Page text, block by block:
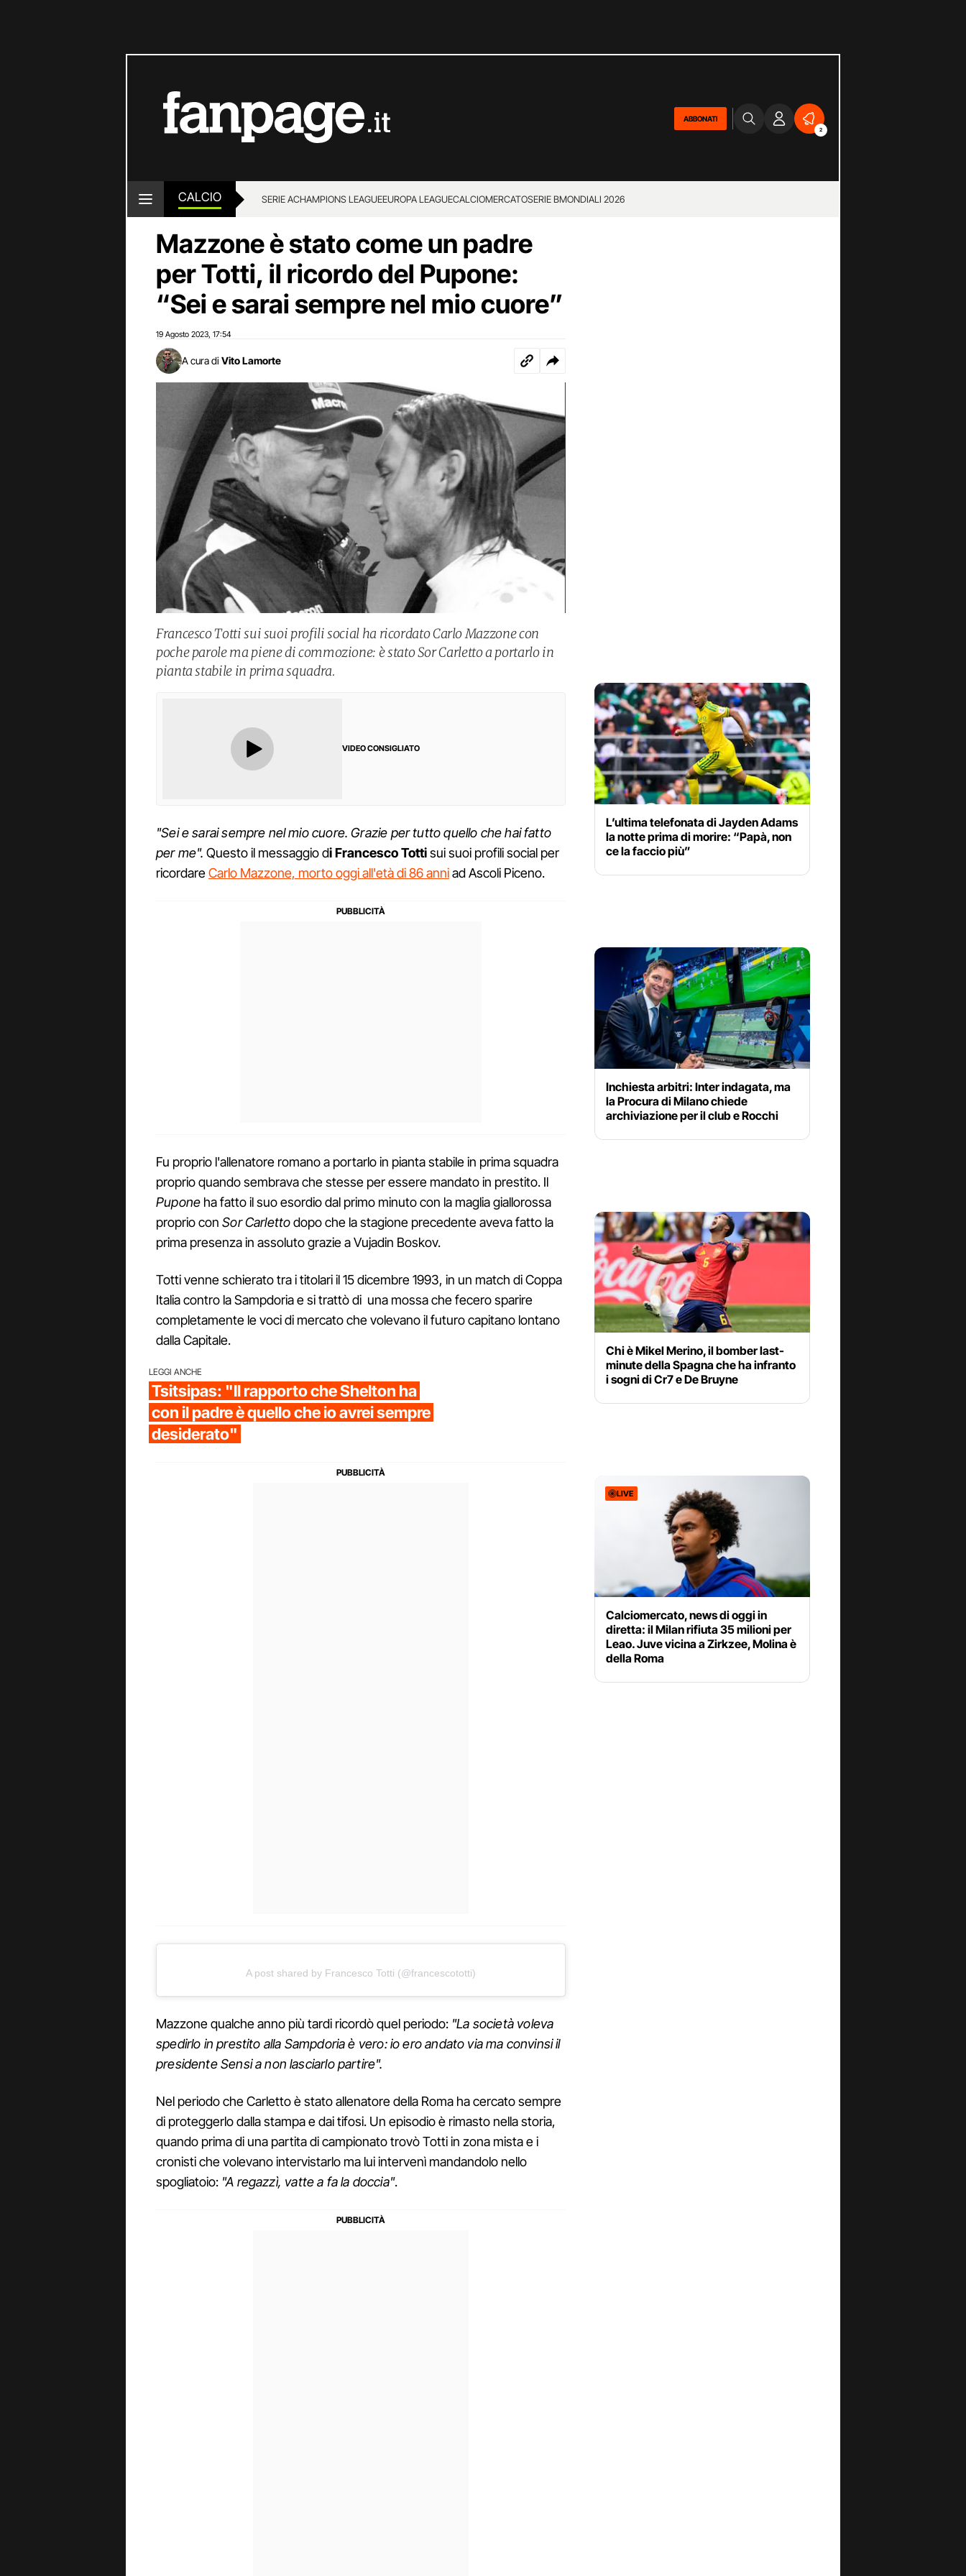
ABBONATI
2
CALCIO SERIE ACHAMPIONS LEAGUEEUROPA LEAGUECALCIOMERCATOSERIE BMONDIALI 2026
Mazzone è stato come un padre
per Totti, il ricordo del Pupone:
“Sei e sarai sempre nel mio cuore”
19 Agosto 2023 17:54
A cura di Vito Lamorte
Francesco Totti sui suoi profili social ha ricordato Carlo Mazzone con
poche parole ma piene di commozione: è stato Sor Carletto a portarlo in
pianta stabile in prima squadra.
VIDEO CONSIGLIATO
"Sei e sarai sempre nel mio cuore. Grazie per tutto quello che hai fatto
per me". Questo il messaggio di Francesco Tottisui suoi profili social per
ricordareCarlo Mazzone, morto oggi all'età di 86 anniad Ascoli Piceno.
Fu proprio l'allenatore romano a portarlo in pianta stabile in prima squadra
proprio quando sembrava che stesse per essere mandato in prestito. Il
Pupone ha fatto il suo esordio dal primo minuto con la maglia giallorossa
proprio con Sor Carlettodopo che la stagione precedente aveva fatto la
prima presenza in assoluto grazie a Vujadin Boskov.
Totti venne schierato tra i titolari il 15 dicembre 1993, in un match di Coppa
Italia contro la Sampdoria e si trattò di una mossa che fecero sparire
completamente le voci di mercato che volevano il futuro capitano lontano
dalla Capitale.
LEGGI ANCHE
Tsitsipas: "Il rapporto che Shelton ha
con il padre è quello che io avrei sempre
desiderato"
A post shared by Francesco Totti (@francescototti)
Mazzone qualche anno più tardi ricordò quel periodo: "La società voleva
spedirlo in prestito alla Sampdoria è vero: io ero andato via ma convinsi il
presidente Sensi a non lasciarlo partire".
Nel periodo che Carletto è stato allenatore della Roma ha cercato sempre
di proteggerlo dalla stampa e dai tifosi. Un episodio è rimasto nella storia,
quando prima di una partita di campionato trovò Totti in zona mista e i
cronisti che volevano intervistarlo ma lui intervenì mandandolo nello
spogliatoio: "A regazzì, vatte a fa la doccia".
L’ultima telefonata di Jayden Adams
la notte prima di morire: “Papà, non
ce la faccio più”
Inchiesta arbitri: Inter indagata, ma
la Procura di Milano chiede
archiviazione per il club e Rocchi
Chi è Mikel Merino, il bomber last-
minute della Spagna che ha infranto
i sogni di Cr7 e De Bruyne
LIVE
Calciomercato, news di oggi in
diretta: il Milan rifiuta 35 milioni per
Leao. Juve vicina a Zirkzee, Molina è
della Roma